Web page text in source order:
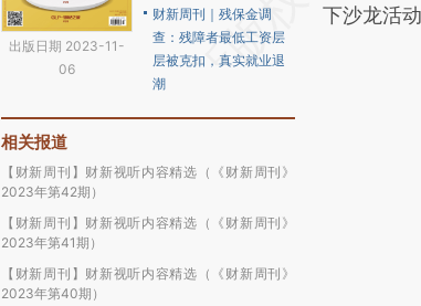
出版日期 2023-11-
06
财新周刊｜残保金调
查：残障者最低工资层
层被克扣，真实就业退
潮
相关报道
【财新周刊】财新视听内容精选（《财新周刊》
2023年第42期）
【财新周刊】财新视听内容精选（《财新周刊》
2023年第41期）
【财新周刊】财新视听内容精选（《财新周刊》
2023年第40期）
新观点和
下沙龙活